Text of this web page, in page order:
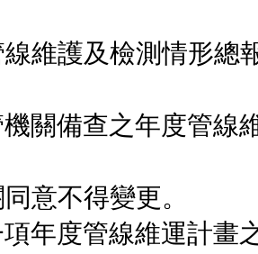
護及檢測情形總報
查之年度管線維
不得變更。
管線維運計畫之